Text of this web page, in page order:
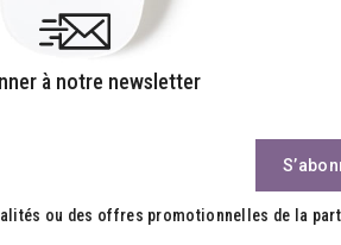
à notre newsletter
ou des offres promotionnelles de la part